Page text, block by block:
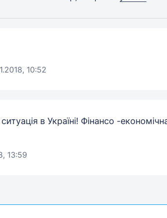
10:52
в Україні! Фінансо -
13:59